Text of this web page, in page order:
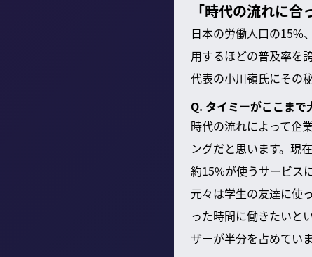
「時代の流れに
日本の労働人口の15%
用するほどの普及率を
代表の小川嶺氏にその
Q. タイミーがここまで
時代の流れによって企
ングだと思います。現
約15%が使うサービス
元々は学生の友達に使
った時間に働きたいと
ザーが半分を占めていま